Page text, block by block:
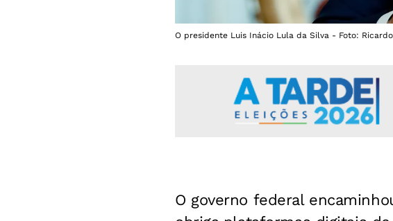
O presidente Luis Inácio Lula da Silva - Foto:
O governo federal